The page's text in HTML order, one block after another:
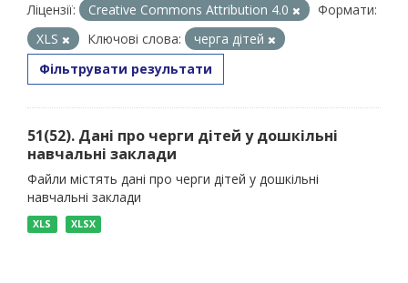
Ліцензії: Creative Commons Attribution 4.0
Формати:
XLS
Ключові слова:
черга дітей
Фільтрувати результати
51(52). Дані про черги дітей у дошкільні
навчальні заклади
Файли містять дані про черги дітей у дошкільні
навчальні заклади
XLS XLSX